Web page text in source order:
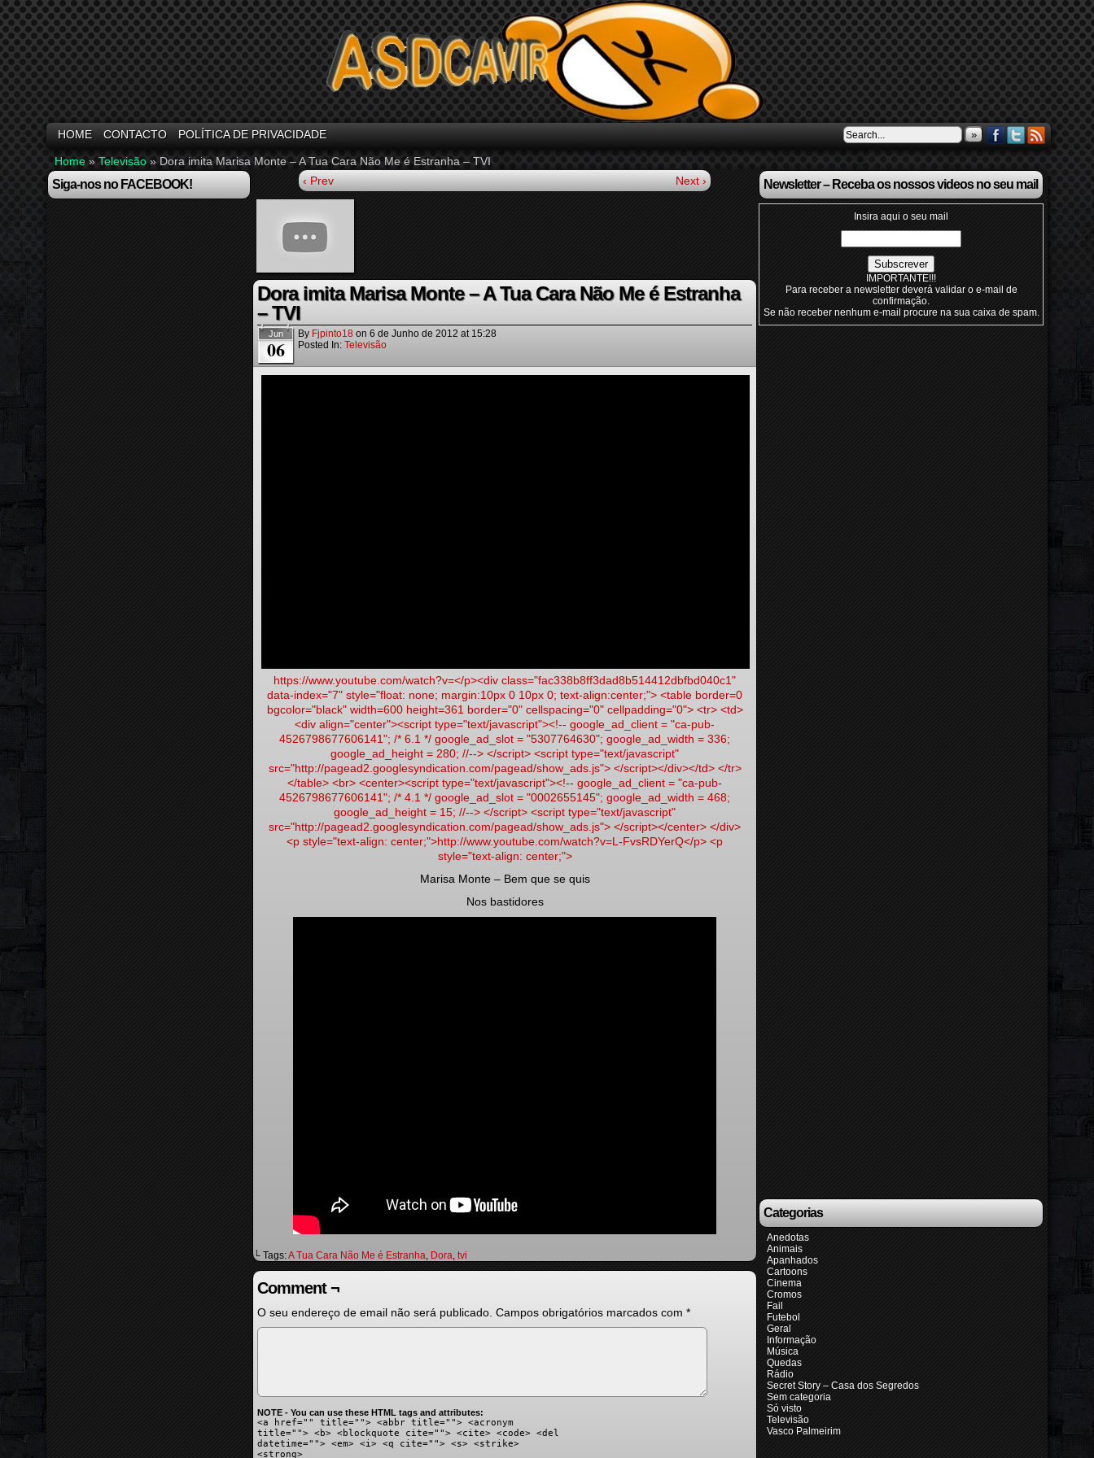
HOME CONTACTO POLÍTICA DE PRIVACIDADE »
Home » Televisão » Dora imita Marisa Monte – A Tua Cara Não Me é Estranha – TVI
Siga-nos no FACEBOOK! ‹ Prev Next ›
Dora imita Marisa Monte – A Tua Cara Não Me é Estranha
– TVI
Jun
06
By Fjpinto18 on 6 de Junho de 2012 at 15:28
Posted In: Televisão
https://www.youtube.com/watch?v=</p><div class="fac338b8ff3dad8b514412dbfbd040c1"
data-index="7" style="float: none; margin:10px 0 10px 0; text-align:center;"> <table border=0
bgcolor="black" width=600 height=361 border="0" cellspacing="0" cellpadding="0"> <tr> <td>
<div align="center"><script type="text/javascript"><!-- google_ad_client = "ca-pub-
4526798677606141"; /* 6.1 */ google_ad_slot = "5307764630"; google_ad_width = 336;
google_ad_height = 280; //--> </script> <script type="text/javascript"
src="http://pagead2.googlesyndication.com/pagead/show_ads.js"> </script></div></td> </tr>
</table> <br> <center><script type="text/javascript"><!-- google_ad_client = "ca-pub-
4526798677606141"; /* 4.1 */ google_ad_slot = "0002655145"; google_ad_width = 468;
google_ad_height = 15; //--> </script> <script type="text/javascript"
src="http://pagead2.googlesyndication.com/pagead/show_ads.js"> </script></center> </div>
<p style="text-align: center;">http://www.youtube.com/watch?v=L-FvsRDYerQ</p> <p
style="text-align: center;">
Marisa Monte – Bem que se quis
Nos bastidores
└ Tags:A Tua Cara Não Me é Estranha, Dora, tvi
Comment ¬
O seu endereço de email não será publicado. Campos obrigatórios marcados com *
NOTE - You can use these HTML tags and attributes:
<a href="" title=""> <abbr title=""> <acronym
title=""> <b> <blockquote cite=""> <cite> <code> <del
datetime=""> <em> <i> <q cite=""> <s> <strike>
<strong>
Newsletter – Receba os nossos videos no seu mail
Insira aqui o seu mail
IMPORTANTE!!!
Para receber a newsletter deverá validar o e-mail de
confirmação.
Se não receber nenhum e-mail procure na sua caixa de spam.
Categorias
Anedotas
Animais
Apanhados
Cartoons
Cinema
Cromos
Fail
Futebol
Geral
Informação
Música
Quedas
Rádio
Secret Story – Casa dos Segredos
Sem categoria
Só visto
Televisão
Vasco Palmeirim